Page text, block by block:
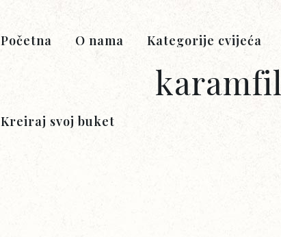
Početna O nama Kategorije cvijeća
Kreiraj svoj buket
karamfil